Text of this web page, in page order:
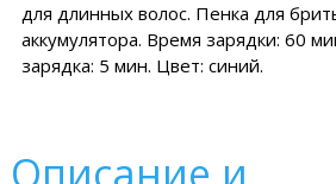
для длинных волос. Пенка для
аккумулятора. Время зарядки: 60
зарядка: 5 мин. Цвет: синий.